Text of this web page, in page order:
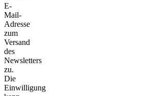
E-
Mail-
Adresse
zum
Versand
des
Newsletters
zu.
Die
Einwilligung